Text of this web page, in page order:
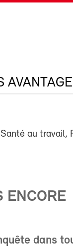
au travail,
ENCORE
dans